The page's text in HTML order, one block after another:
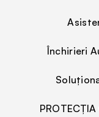
Închirieri